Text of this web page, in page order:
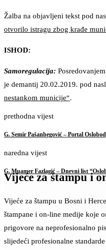
Žalba na objavljeni tekst pod
otvorilo istragu zbog krađe
ISHOD:
Samoregulacija:
je demantij 20.02.2019. pod
nestankom municije“.
prethodna vijest
G. Semir Pašanbegović – Portal
naredna vijest
G. Muamer Fazlagić – Dnevni list
Vijeće za štampu i
Vijeće za štampu u Bosni i
štampane i on-line medije koje
prigovore na neprofesionalno
slijedeći profesionalne